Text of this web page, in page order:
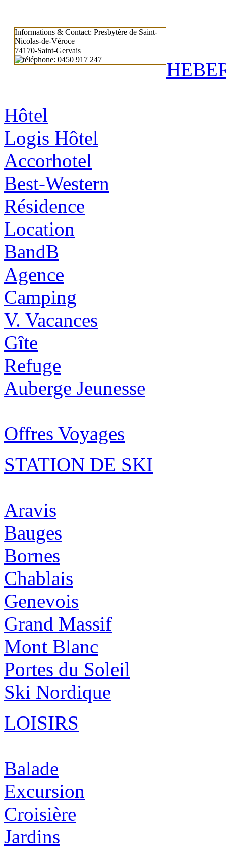
Informations & Contact: Presbytère de Saint-
Nicolas-de-Véroce
74170-Saint-Gervais
: 0450 917 247
Hôtel
Logis Hôtel
Accorhotel
Best-Western
Résidence
Location
BandB
Agence
Camping
V. Vacances
Gîte
Refuge
Auberge Jeunesse
Offres Voyages
STATION DE SKI
Aravis
Bauges
Bornes
Chablais
Genevois
Grand Massif
Mont Blanc
Portes du Soleil
Ski Nordique
LOISIRS
Balade
Excursion
Croisière
Jardins